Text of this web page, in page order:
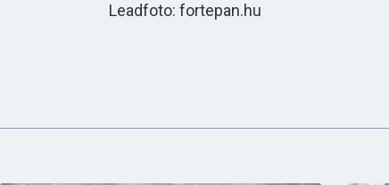
Leadfoto: fortepan.hu